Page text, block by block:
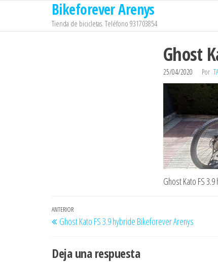
contenido
Bikeforever Arenys
Tienda de bicicletas. Teléfono 931703854
Ghost
25/04/2020 Por
Ghost Kato FS
Navegación
de
entradas
Entrada
anterior
ANTERIOR
Ghost Kato FS 3.9 hybride Bikeforever Arenys
Deja una respuesta